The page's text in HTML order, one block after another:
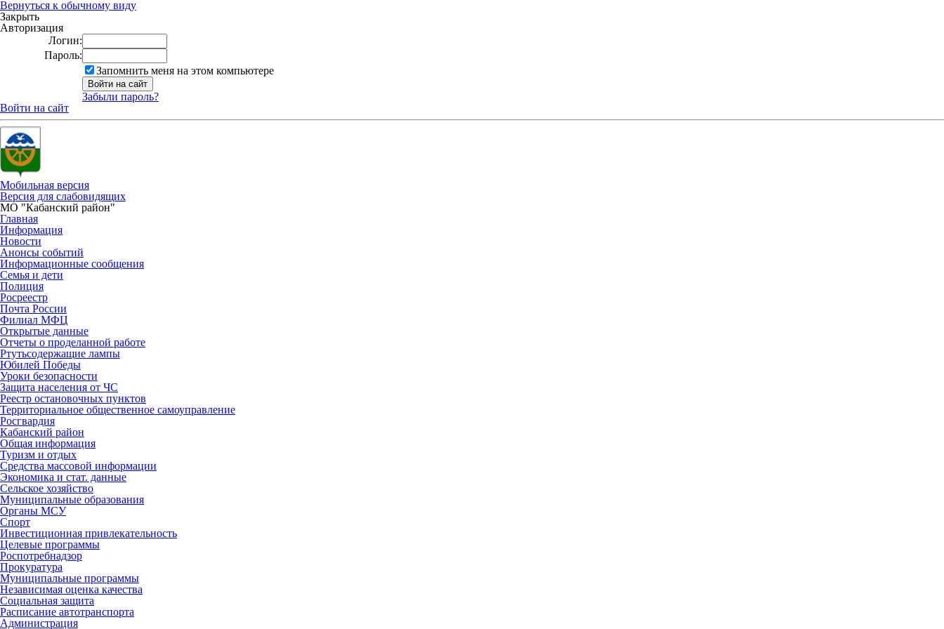
Вернуться к обычному виду
Закрыть
Авторизация
Логин:
Пароль:
Запомнить меня на этом компьютере
Забыли пароль?
Войти на сайт
Мобильная версия
Версия для слабовидящих
МО "Кабанский район"
Главная
Информация
Новости
Анонсы событий
Информационные сообщения
Семья и дети
Полиция
Росреестр
Почта России
Филиал МФЦ
Открытые данные
Отчеты о проделанной работе
Ртутьсодержащие лампы
Юбилей Победы
Уроки безопасности
Защита населения от ЧС
Реестр остановочных пунктов
Территориальное общественное самоуправление
Росгвардия
Кабанский район
Общая информация
Туризм и отдых
Средства массовой информации
Экономика и стат. данные
Сельское хозяйство
Муниципальные образования
Органы МСУ
Спорт
Инвестиционная привлекательность
Целевые программы
Роспотребнадзор
Прокуратура
Муниципальные программы
Независимая оценка качества
Социальная защита
Расписание автотранспорта
Администрация